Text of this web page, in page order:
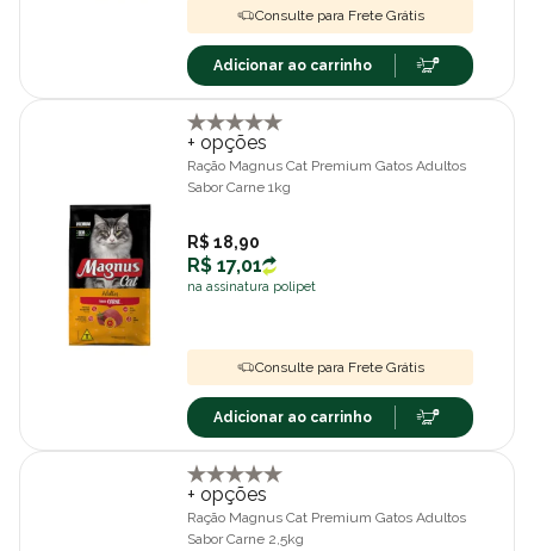
Consulte para Frete Grátis
Adicionar ao carrinho
+ opções
Ração Magnus Cat Premium Gatos Adultos
Sabor Carne 1kg
R$ 18,90
R$ 17,01
na assinatura polipet
Consulte para Frete Grátis
Adicionar ao carrinho
+ opções
Ração Magnus Cat Premium Gatos Adultos
Sabor Carne 2,5kg